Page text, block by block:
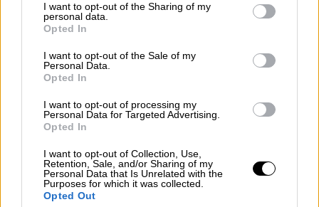
not limited to your visit or usage behaviour. You may click to
grant or deny consent to Google and its third-party tags to
use your data for below specified purposes in below Google
consent section.
I want to opt-out of the Sharing of my
personal data.
Opted In
I want to opt-out of the Sale of my
Personal Data.
Opted In
I want to opt-out of processing my
Personal Data for Targeted Advertising.
Opted In
I want to opt-out of Collection, Use,
Retention, Sale, and/or Sharing of my
Personal Data that Is Unrelated with the
Purposes for which it was collected.
Opted Out
Θαλάσσιος, Θαλάσσης, Θάλασσα, Θαλασσινή,
Ανατολή ήλιου:
Σελήνη12.9 ημερών
Τα σχολιά σας δημοσιεύονται άμεσα με δική σας ευθύνη. Το
ΕΘΝΟΣ θα παρεμβαίνει και τα προσβλητικά σχόλια θα